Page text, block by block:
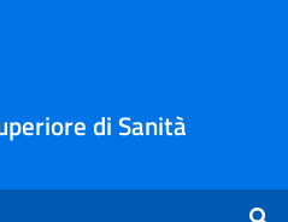
di Sanità